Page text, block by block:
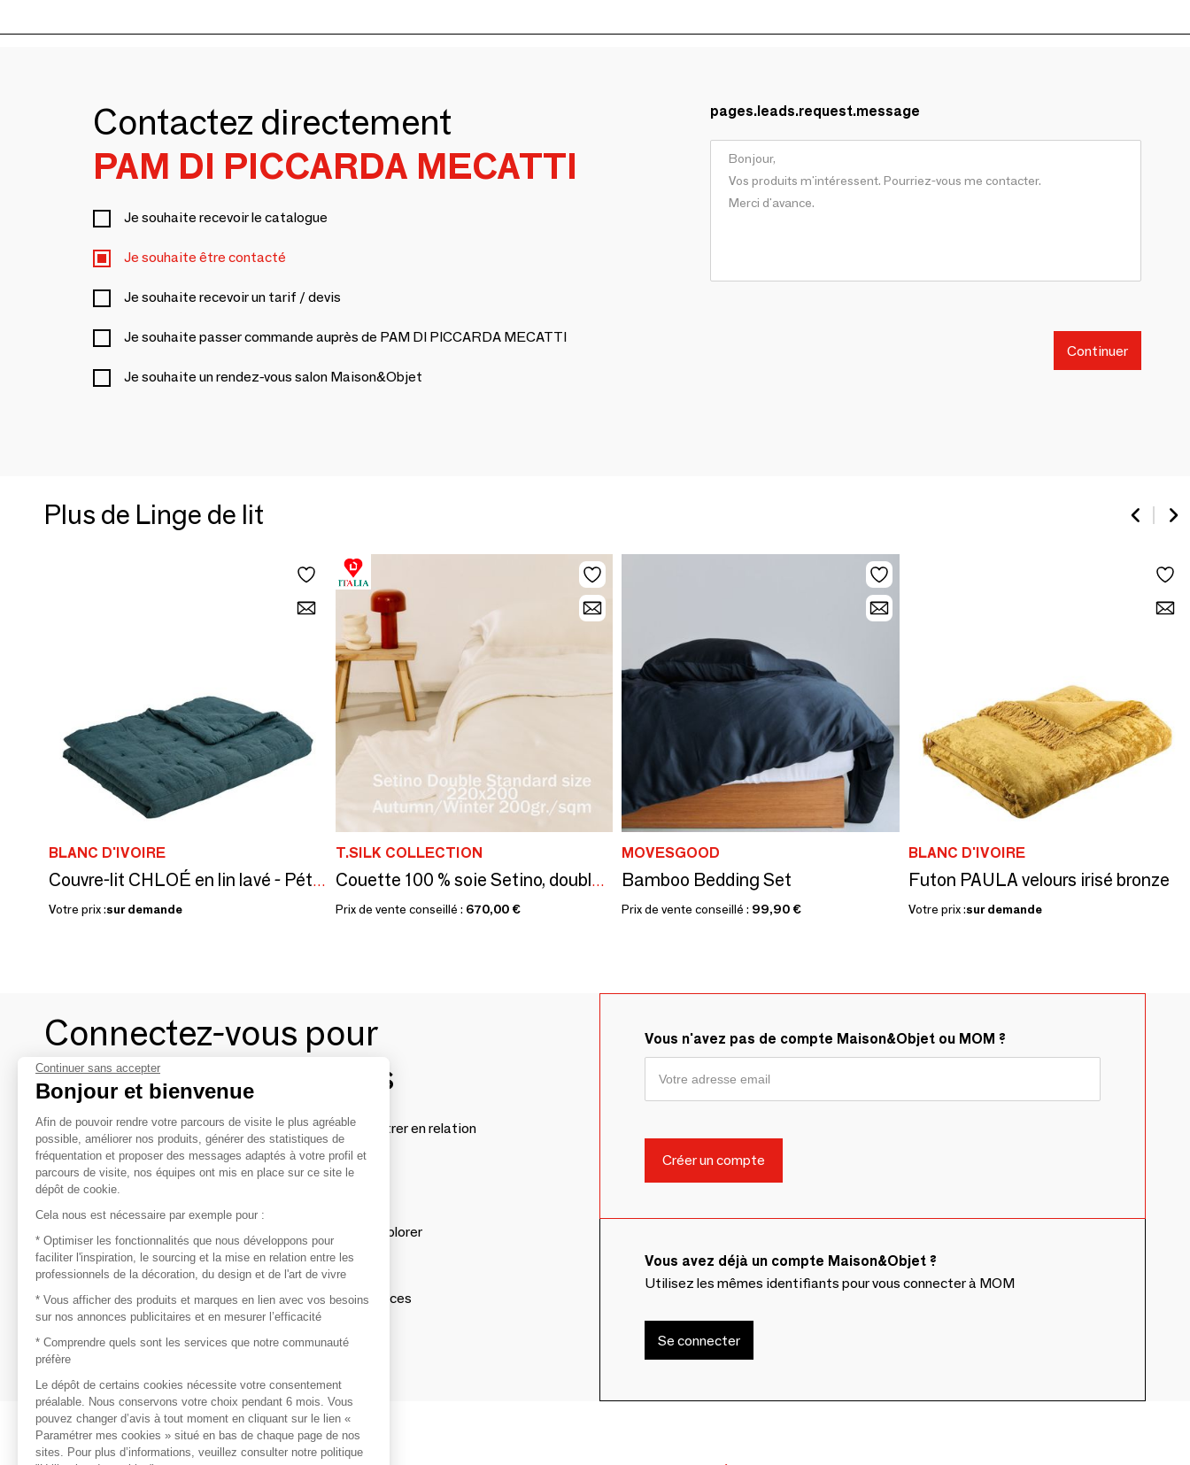
Contactez directement
PAM DI PICCARDA MECATTI
Je souhaite recevoir le catalogue
Je souhaite être contacté
Je souhaite recevoir un tarif / devis
Je souhaite passer commande auprès de PAM DI PICCARDA MECATTI
Je souhaite un rendez-vous salon Maison&Objet
pages.leads.request.message
Continuer
Plus de Linge de lit
BLANC D'IVOIRE
Couvre-lit CHLOÉ en lin lavé - Pétrole - 230 x 180 cm
Votre prix :sur demande
T.SILK COLLECTION
Couette 100 % soie Setino, double/debout, 220 x 200, automne/hiver, 20
Prix de vente conseillé : 670,00 €
MOVESGOOD
Bamboo Bedding Set
Prix de vente conseillé : 99,90 €
BLANC D'IVOIRE
Futon PAULA velours irisé bronze
Votre prix :sur demande
Connectez-vous pour
contacter les marques
Afin de profiter au mieux de l'expérience MOM et de rentrer en relation
avec vos marques préférées, créez-vous un compte.
Découvrir
Les produits de milliers de fournisseurs à explorer
S'inspirer
Inspiration et sélections de produits tendances
Contacter
Vous n'avez pas de compte Maison&Objet ou MOM ?
Vous avez déjà un compte Maison&Objet ?
Utilisez les mêmes identifiants pour vous connecter à MOM
Se connecter
Continuer sans accepter
Bonjour et bienvenue
Afin de pouvoir rendre votre parcours de visite le plus agréable
possible, améliorer nos produits, générer des statistiques de
fréquentation et proposer des messages adaptés à votre profil et
parcours de visite, nos équipes ont mis en place sur ce site le
dépôt de cookie.
Cela nous est nécessaire par exemple pour :
* Optimiser les fonctionnalités que nous développons pour
faciliter l'inspiration, le sourcing et la mise en relation entre les
professionnels de la décoration, du design et de l'art de vivre
* Vous afficher des produits et marques en lien avec vos besoins
sur nos annonces publicitaires et en mesurer l’efficacité
* Comprendre quels sont les services que notre communauté
préfère
Le dépôt de certains cookies nécessite votre consentement
préalable. Nous conservons votre choix pendant 6 mois. Vous
pouvez changer d’avis à tout moment en cliquant sur le lien «
Paramétrer mes cookies » situé en bas de chaque page de nos
sites. Pour plus d’informations, veuillez consulter notre politique